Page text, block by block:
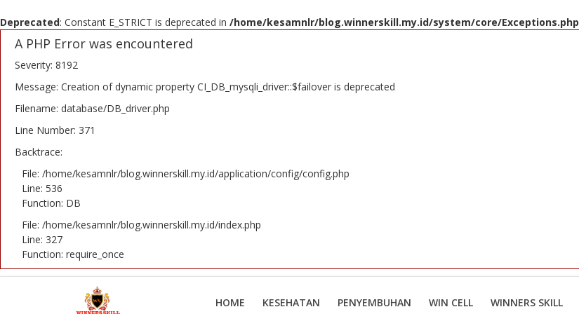
Deprecated: Constant E_STRICT is deprecated in /home/kesamnlr/blog.winnerskill.my.id/system/core/Exceptions.php
A PHP Error was encountered
Severity: 8192
Message: Creation of dynamic property CI_DB_mysqli_driver::$failover is deprecated
Filename: database/DB_driver.php
Line Number: 371
Backtrace:
File: /home/kesamnlr/blog.winnerskill.my.id/application/config/config.php
Line: 536
Function: DB
File: /home/kesamnlr/blog.winnerskill.my.id/index.php
Line: 327
Function: require_once
HOME KESEHATAN PENYEMBUHAN WIN CELL WINNERS SKILL
Kesehatan
Penyembuhan
Win Cell
Winners Skill
Contact
Login